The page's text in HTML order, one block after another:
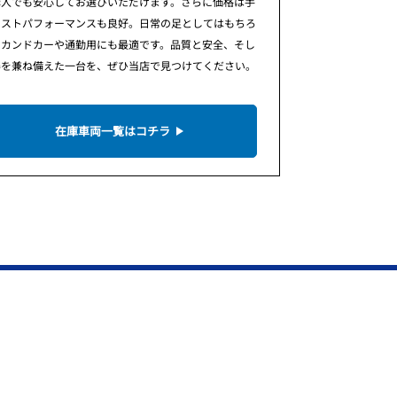
トパフォーマンスも良好。日常の足としてはもちろ
ンドカーや通勤用にも最適です。品質と安全、そし
兼ね備えた一台を、ぜひ当店で見つけてください。
在庫車両一覧はコチラ